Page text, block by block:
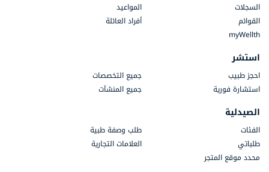
السجلات
المواعيد
القوائم
أفراد العائلة
myWellth
استشر
احجز طبيب
جميع التخصصات
استشارة فورية
جميع المنشآت
الصيدلية
الفئات
طلب وصفة طبية
طلباتي
العلامات التجارية
محدد موقع المتجر